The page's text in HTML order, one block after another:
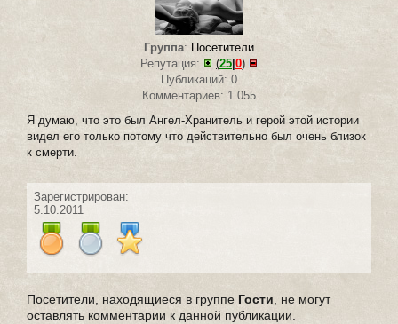
Группа: Посетители
Репутация:
(25 0)
Публикаций: 0
Комментариев: 1 055
Я думаю, что это был Ангел-Хранитель и герой этой истории
видел его только потому что действительно был очень близок
к смерти.
Зарегистрирован:
5.10.2011
Посетители, находящиеся в группе Гости , не могут
оставлять комментарии к данной публикации.